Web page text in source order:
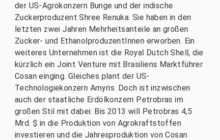
der US-Agrokonzern Bunge und der indische
Zuckerproduzent Shree Renuka. Sie haben in den
letzten zwei Jahren Mehrheitsanteile an großen
Zucker- und EthanolproduzentInnen erworben. Ein
weiteres Unternehmen ist die Royal Dutch Shell, die
kürzlich ein Joint Venture mit Brasiliens Marktführer
Cosan einging. Gleiches plant der US-
Technologiekonzern Amyris. Doch ist inzwischen
auch der staatliche Erdölkonzern Petrobras im
großen Stil mit dabei: Bis 2013 will Petrobras 4,5
Mrd. $ in die Produktion von Agrokraftstoffen
investieren und die Jahresproduktion von Cosan